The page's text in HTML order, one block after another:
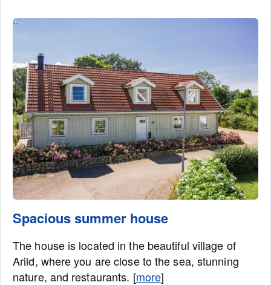
Spacious summer house
The house is located in the beautiful village of
Arild, where you are close to the sea, stunning
nature, and restaurants. [more]